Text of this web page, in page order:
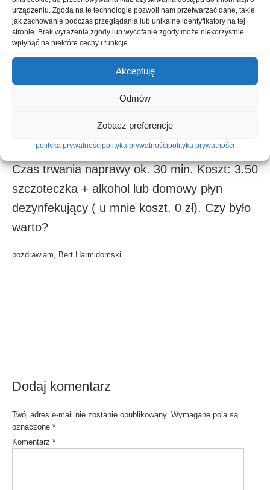
urządzeniu. Zgoda na te technologie pozwoli nam przetwarzać dane, takie
jak zachowanie podczas przeglądania lub unikalne identyfikatory na tej
stronie. Brak wyrażenia zgody lub wycofanie zgody może niekorzystnie
wpłynąć na niektóre cechy i funkcje.
Akceptuję
Odmów
Zobacz preferencje
polityka prywatnościpolityka prywatnościpolityka prywatności
nie zalać słuchawki, dozujemy delikatnie.
Alkohol dość szybko poradził sobie z
zabrudzeniem, odparowując w temperaturze
pokojowej zabrał z sobą zanieczyszczenia.
Trzeba będzie poprawić za kilka chwil ale
Kolejny sukces, telefon wrócił do właścicielki.
Czas trwania naprawy ok. 30 min. Koszt: 3.50
szczoteczka + alkohol lub domowy płyn
dezynfekujący ( u mnie koszt. 0 zł). Czy było
warto?
pozdrawiam, Bert.Harmidomski
Dodaj komentarz
Twój adres e-mail nie zostanie opublikowany. Wymagane pola są
oznaczone *
Komentarz *